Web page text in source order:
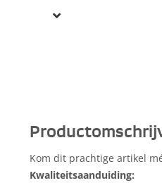
Kom dit prachtige artikel
Kwaliteitsaanduiding: